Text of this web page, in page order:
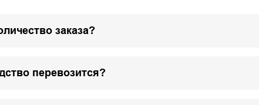
заказа?
перевозится?